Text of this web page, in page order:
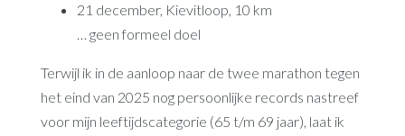
21 december, Kievitloop, 10 km
… geen formeel doel
Terwijl ik in de aanloop naar de twee marathon tegen
het eind van 2025 nog persoonlijke records nastreef
voor mijn leeftijdscategorie (65 t/m 69 jaar), laat ik